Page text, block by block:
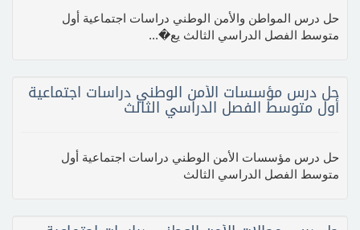
حل درس المواطن والأمن الوطني دراسات اجتماعية أول
متوسط الفصل الدراسي الثالث يع�...
حل درس مؤسسات الأمن الوطني دراسات اجتماعية
أول متوسط الفصل الدراسي الثالث
حل درس مؤسسات الأمن الوطني دراسات اجتماعية أول
متوسط الفصل الدراسي الثالث